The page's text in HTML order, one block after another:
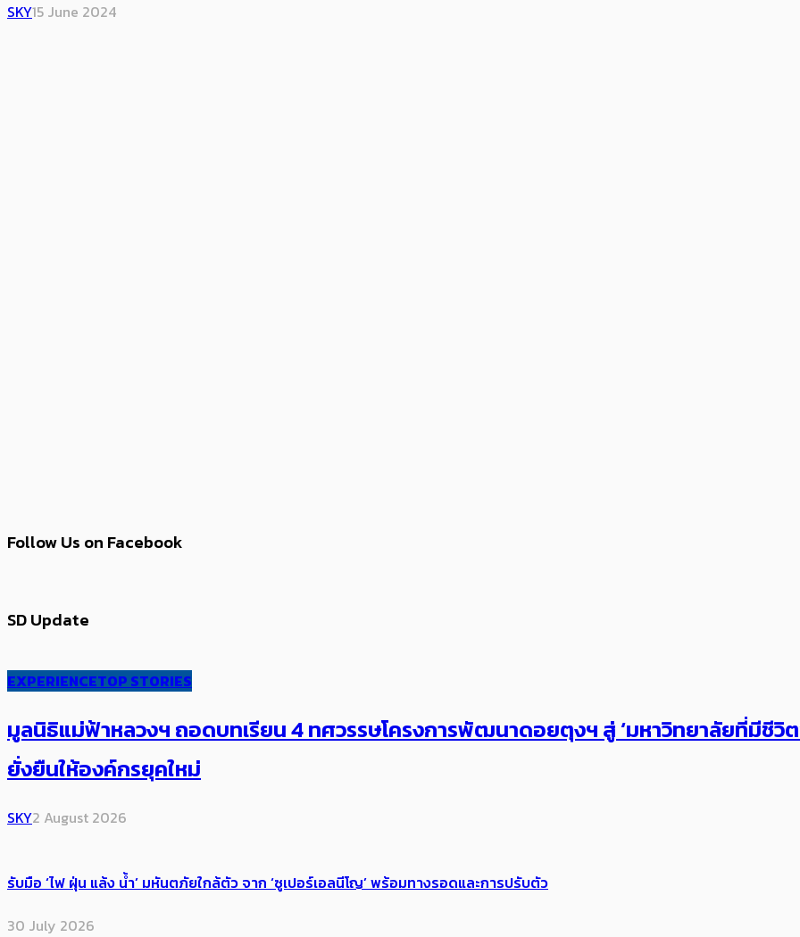
SKY15 June 2024
Follow Us on Facebook
SD Update
EXPERIENCETOP STORIES
มูลนิธิแม่ฟ้าหลวงฯ ถอดบทเรียน 4 ทศวรรษโครงการพัฒนาดอยตุงฯ สู่ ‘มหาวิทยาลัยที่มีชี
ยั่งยืนให้องค์กรยุคใหม่
SKY2 August 2026
รับมือ ‘ไฟ ฝุ่น แล้ง น้ำ’ มหันตภัยใกล้ตัว จาก ‘ซูเปอร์เอลนีโญ’ พร้อมทางรอดและการปรับตัว
30 July 2026